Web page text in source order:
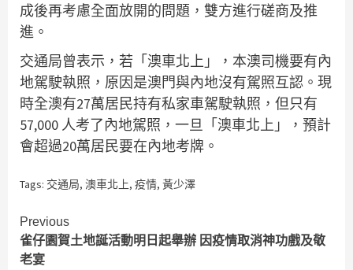
成後再考慮全面放開的問題，雙方進行磋商及推
進。
交通局曾表示，若「澳車北上」，本澳司機要有內
地駕駛執照，原因是澳門與內地沒有駕照互認。現
時全澳有27萬居民持有私家車駕駛執照，但只有
57,000 人考了內地駕照，一旦「澳車北上」，預計
會超過20萬居民要在內地考牌。
Tags: 交通局, 澳車北上, 疫情, 黃少澤
Continue
Reading
Previous
雀仔園賀土地誕活動明日起舉辦 因疫情取消神功戲及敬
老宴